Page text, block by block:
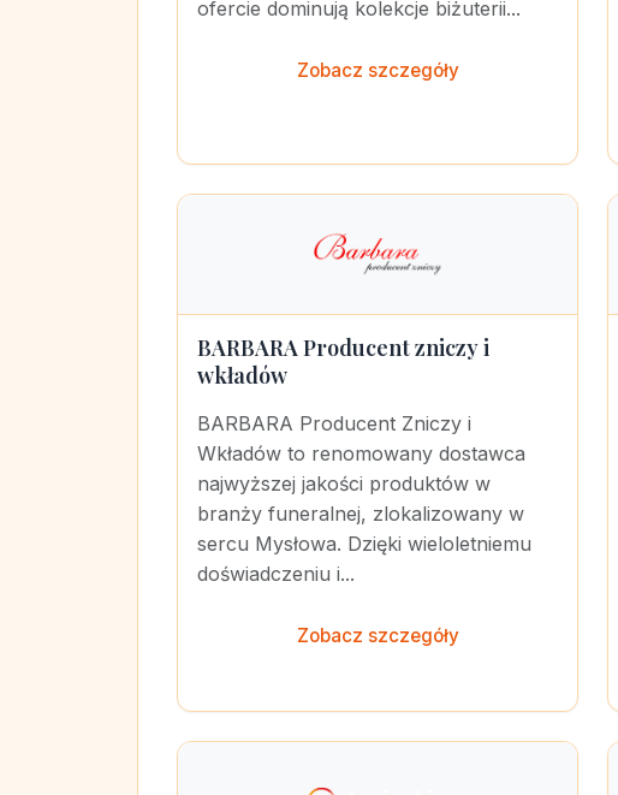
ofercie dominują kolekcje biżuterii...
Zobacz szczegóły
BARBARA Producent zniczy i
wkładów
BARBARA Producent Zniczy i
Wkładów to renomowany dostawca
najwyższej jakości produktów w
branży funeralnej, zlokalizowany w
sercu Mysłowa. Dzięki wieloletniemu
doświadczeniu i...
Zobacz szczegóły